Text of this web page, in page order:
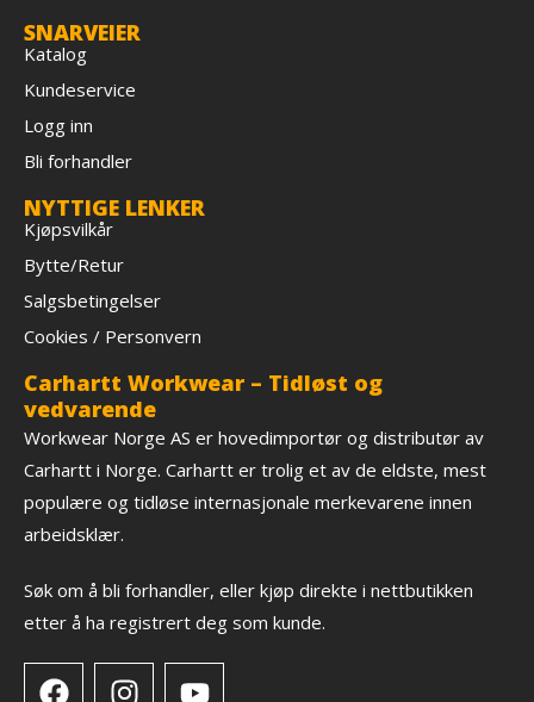
SNARVEIER
Katalog
Kundeservice
Logg inn
Bli forhandler
NYTTIGE LENKER
Kjøpsvilkår
Bytte/Retur
Salgsbetingelser
Cookies / Personvern
Carhartt Workwear – Tidløst og
vedvarende
Workwear Norge AS er hovedimportør og distributør av
Carhartt i Norge. Carhartt er trolig et av de eldste, mest
populære og tidløse internasjonale merkevarene innen
arbeidsklær.
Søk om å bli forhandler, eller kjøp direkte i nettbutikken
etter å ha registrert deg som kunde.